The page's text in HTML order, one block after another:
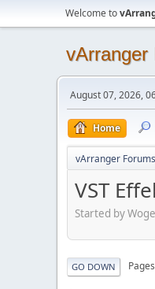
Welcome to
vArranger
August 07, 2026,
Home
vArranger Forums
VST
Started by
GO DOWN Pages